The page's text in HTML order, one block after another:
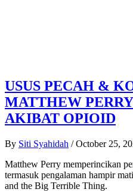
USUS PECAH &
MATTHEW
AKIBAT OPIOID
By Siti Syahidah / October 25,
Matthew Perry memperincikan
termasuk pengalaman hampir
and the Big Terrible Thing.